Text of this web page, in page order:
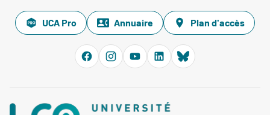
UCA Pro Annuaire Plan d'accès